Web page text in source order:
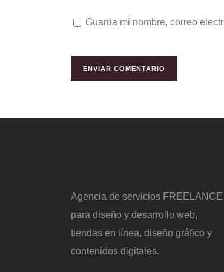
Guarda mi nombre, correo
Agencia de servicios FREELANCE
para diseño y desarrollo web,
tiendas en línea, diseño gráfico y
contenidos digitales.